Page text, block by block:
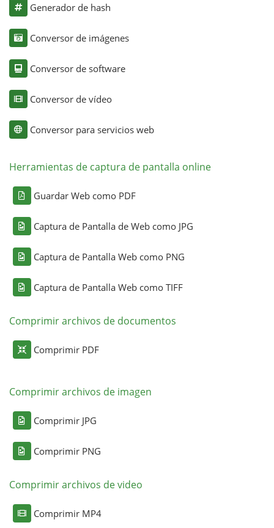
Generador de hash
Conversor de imágenes
Conversor de software
Conversor de vídeo
Conversor para servicios web
Herramientas de captura de pantalla online
Guardar Web como PDF
Captura de Pantalla de Web como JPG
Captura de Pantalla Web como PNG
Captura de Pantalla Web como TIFF
Comprimir archivos de documentos
Comprimir PDF
Comprimir archivos de imagen
Comprimir JPG
Comprimir PNG
Comprimir archivos de video
Comprimir MP4